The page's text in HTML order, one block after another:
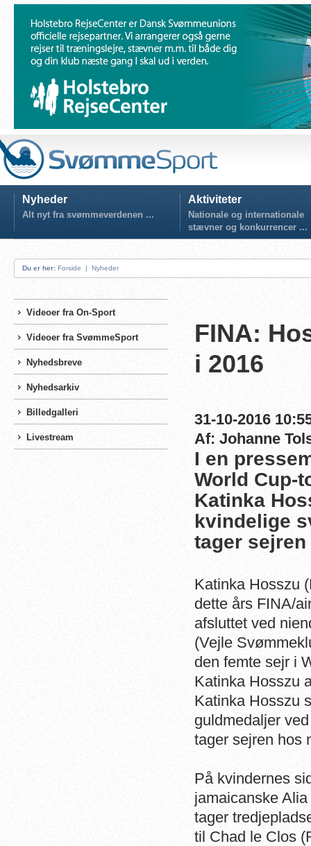
Nyheder
Alt nyt fra svømmeverdenen ...
Aktiviteter
Nationale og internationale
stævner og konkurrencer ...
Du er her: Forside | Nyheder
Videoer fra On-Sport
Videoer fra SvømmeSport
Nyhedsbreve
Nyhedsarkiv
Billedgalleri
Livestream
FINA:
i 2016
31-10-2016
Af: Johanne
I en
World Cup-
Katinka
kvindelige
tager
Katinka Hosszu
dette års FINA/
afsluttet ved
(Vejle
den femte sejr i
Katinka Hosszu
Katinka Hosszu
guldmedaljer
tager sejren hos
På kvindernes
jamaicanske
tager
til Chad le Clos